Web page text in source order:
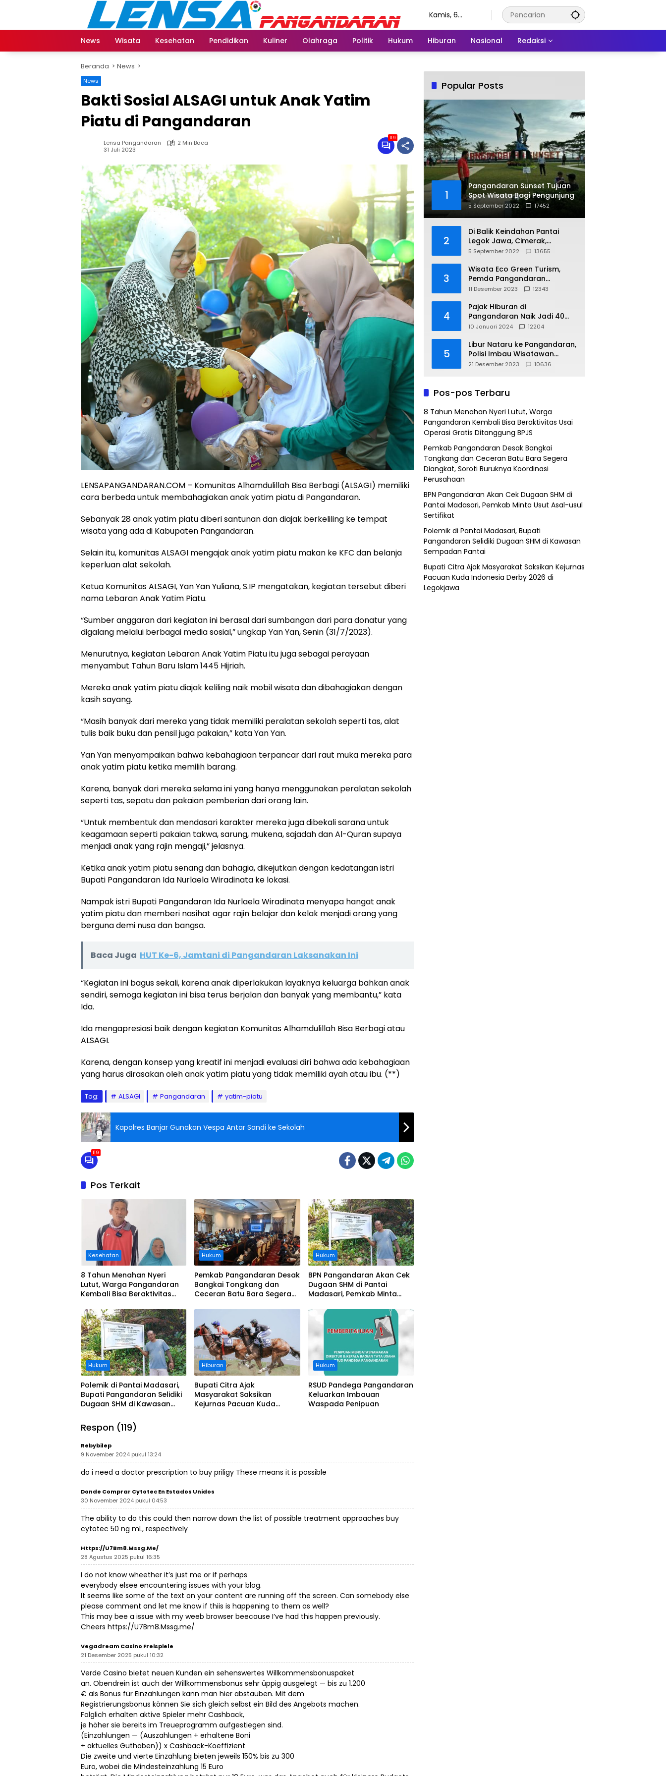
Kamis, 6
News
Wisata Kesehatan Pendidikan Kuliner Olahraga Politik Hukum Hiburan Nasional Redaksi
Beranda News
News
Bakti Sosial ALSAGI untuk Anak Yatim
Piatu di Pangandaran
Lensa Pangandaran
2 Min Baca
31 Juli 2023
119
LENSAPANGANDARAN.COM – Komunitas Alhamdulillah Bisa Berbagi (ALSAGI) memiliki
cara berbeda untuk membahagiakan anak yatim piatu di Pangandaran.
Sebanyak 28 anak yatim piatu diberi santunan dan diajak berkeliling ke tempat
wisata yang ada di Kabupaten Pangandaran.
Selain itu, komunitas ALSAGI mengajak anak yatim piatu makan ke KFC dan belanja
keperluan alat sekolah.
Ketua Komunitas ALSAGI, Yan Yan Yuliana, S.IP mengatakan, kegiatan tersebut diberi
nama Lebaran Anak Yatim Piatu.
“Sumber anggaran dari kegiatan ini berasal dari sumbangan dari para donatur yang
digalang melalui berbagai media sosial,” ungkap Yan Yan, Senin (31/7/2023).
Menurutnya, kegiatan Lebaran Anak Yatim Piatu itu juga sebagai perayaan
menyambut Tahun Baru Islam 1445 Hijriah.
Mereka anak yatim piatu diajak keliling naik mobil wisata dan dibahagiakan dengan
kasih sayang.
“Masih banyak dari mereka yang tidak memiliki peralatan sekolah seperti tas, alat
tulis baik buku dan pensil juga pakaian,” kata Yan Yan.
Yan Yan menyampaikan bahwa kebahagiaan terpancar dari raut muka mereka para
anak yatim piatu ketika memilih barang.
Karena, banyak dari mereka selama ini yang hanya menggunakan peralatan sekolah
seperti tas, sepatu dan pakaian pemberian dari orang lain.
“Untuk membentuk dan mendasari karakter mereka juga dibekali sarana untuk
keagamaan seperti pakaian takwa, sarung, mukena, sajadah dan Al-Quran supaya
menjadi anak yang rajin mengaji,” jelasnya.
Ketika anak yatim piatu senang dan bahagia, dikejutkan dengan kedatangan istri
Bupati Pangandaran Ida Nurlaela Wiradinata ke lokasi.
Nampak istri Bupati Pangandaran Ida Nurlaela Wiradinata menyapa hangat anak
yatim piatu dan memberi nasihat agar rajin belajar dan kelak menjadi orang yang
berguna demi nusa dan bangsa.
Baca Juga HUT Ke-6, Jamtani di Pangandaran Laksanakan Ini
“Kegiatan ini bagus sekali, karena anak diperlakukan layaknya keluarga bahkan anak
sendiri, semoga kegiatan ini bisa terus berjalan dan banyak yang membantu,” kata
Ida.
Ida mengapresiasi baik dengan kegiatan Komunitas Alhamdulillah Bisa Berbagi atau
ALSAGI.
Karena, dengan konsep yang kreatif ini menjadi evaluasi diri bahwa ada kebahagiaan
yang harus dirasakan oleh anak yatim piatu yang tidak memiliki ayah atau ibu. (**)
Tag: ALSAGI Pangandaran yatim-piatu
Kapolres Banjar Gunakan Vespa Antar Sandi ke Sekolah
119
Pos Terkait
Kesehatan
8 Tahun Menahan Nyeri
Lutut, Warga Pangandaran
Kembali Bisa Beraktivitas
Ditanggung BPJS
Hukum
Pemkab Pangandaran Desak
Bangkai Tongkang dan
Ceceran Batu Bara Segera
Koordinasi Perusahaan
Hukum
BPN Pangandaran Akan Cek
Dugaan SHM di Pantai
Madasari, Pemkab Minta
Hukum
Polemik di Pantai Madasari,
Bupati Pangandaran Selidiki
Dugaan SHM di Kawasan
Hiburan
Bupati Citra Ajak
Masyarakat Saksikan
Kejurnas Pacuan Kuda
Hukum
RSUD Pandega Pangandaran
Keluarkan Imbauan
Waspada Penipuan
Respon (119)
Rebybilep
9 November 2024 pukul 13:24
do i need a doctor prescription to buy priligy These means it is possible
Donde Comprar Cytotec En Estados Unidos
30 November 2024 pukul 04:53
The ability to do this could then narrow down the list of possible treatment approaches buy
cytotec 50 ng mL, respectively
Https://U7Bm8.Mssg.me/
28 Agustus 2025 pukul 16:35
I do not know wheether it’s just me or if perhaps
everybody elsee encountering issues with your blog.
It seems like some of the text on your content are running off the screen. Can somebody else
please comment and let me know if thiis is happening to them as well?
This may bee a issue with my weeb browser beecause I’ve had this happen previously.
Cheers https://U7Bm8.Mssg.me/
Vegadream Casino Freispiele
21 Desember 2025 pukul 10:32
Verde Casino bietet neuen Kunden ein sehenswertes Willkommensbonuspaket
an. Obendrein ist auch der Willkommensbonus sehr üppig ausgelegt — bis zu 1.200
€ als Bonus für Einzahlungen kann man hier abstauben. Mit dem
Registrierungsbonus können Sie sich gleich selbst ein Bild des Angebots machen.
Folglich erhalten aktive Spieler mehr Cashback,
je höher sie bereits im Treueprogramm aufgestiegen sind.
(Einzahlungen — (Auszahlungen + erhaltene Boni
+ aktuelles Guthaben)) x Cashback-Koeffizient
Die zweite und vierte Einzahlung bieten jeweils 150% bis zu 300
Euro, wobei die Mindesteinzahlung 15 Euro
Popular Posts
1
Pangandaran Sunset Tujuan
Spot Wisata Bagi Pengunjung
5 September 2022 17452
2
Di Balik Keindahan Pantai
Legok Jawa, Cimerak,
Pangandaran
5 September 2022 13655
3
Wisata Eco Green Turism,
Pemda Pangandaran
Gandeng PLN
11 Desember 2023 12343
4
Pajak Hiburan di
Pangandaran Naik Jadi 40
Persen
10 Januari 2024 12204
5
Libur Nataru ke Pangandaran,
Polisi Imbau Wisatawan
Gunakan Jalur Arteri
21 Desember 2023 10636
Pos-pos Terbaru
8 Tahun Menahan Nyeri Lutut, Warga
Pangandaran Kembali Bisa Beraktivitas Usai
Operasi Gratis Ditanggung BPJS
Pemkab Pangandaran Desak Bangkai
Tongkang dan Ceceran Batu Bara Segera
Diangkat, Soroti Buruknya Koordinasi
Perusahaan
BPN Pangandaran Akan Cek Dugaan SHM di
Pantai Madasari, Pemkab Minta Usut Asal-usul
Sertifikat
Polemik di Pantai Madasari, Bupati
Pangandaran Selidiki Dugaan SHM di Kawasan
Sempadan Pantai
Bupati Citra Ajak Masyarakat Saksikan Kejurnas
Pacuan Kuda Indonesia Derby 2026 di
Legokjawa